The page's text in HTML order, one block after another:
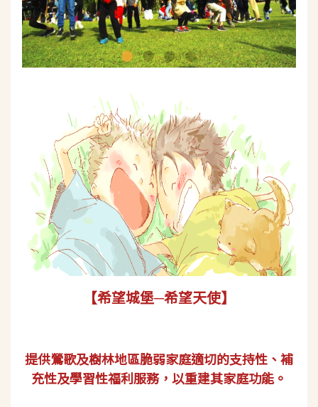
【希望城堡─希望天使】
提供鶯歌及樹林地區脆弱家庭適切的支持性、補
充性及學習性福利服務，以重建其家庭功能。